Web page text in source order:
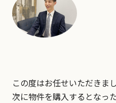
この度はお任せいただきま
次に物件を購入するとなっ